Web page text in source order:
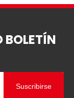
BOLETÍN
Suscribirse